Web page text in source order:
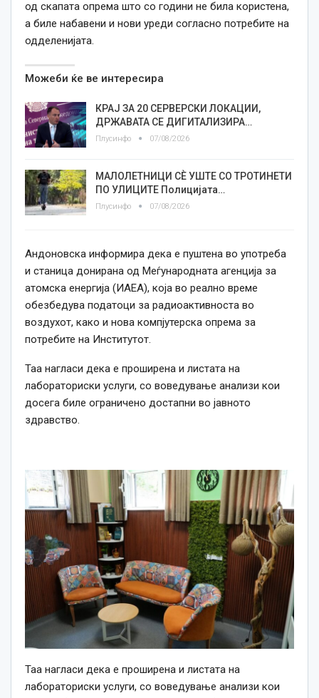
од скапата опрема што со години не била користена,
а биле набавени и нови уреди согласно потребите на
одделенијата.
Можеби ќе ве интересира
КРАЈ ЗА 20 СЕРВЕРСКИ ЛОКАЦИИ,
ДРЖАВАТА СЕ ДИГИТАЛИЗИРА…
Плусинфо 07/08/2026
МАЛОЛЕТНИЦИ СÈ УШТЕ СО ТРОТИНЕТИ
ПО УЛИЦИТЕ Полицијата…
Плусинфо 07/08/2026
Андоновска информира дека е пуштена во употреба
и станица донирана од Меѓународната агенција за
атомска енергија (ИАЕА), која во реално време
обезбедува податоци за радиоактивноста во
воздухот, како и нова компјутерска опрема за
потребите на Институтот.
Таа нагласи дека е проширена и листата на
лабораториски услуги, со воведување анализи кои
досега биле ограничено достапни во јавното
здравство.
Таа нагласи дека е проширена и листата на
лабораториски услуги, со воведување анализи кои